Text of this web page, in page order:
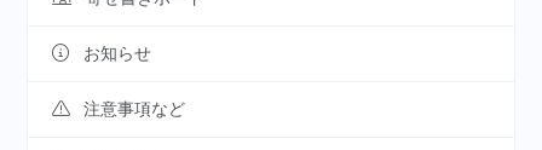
お知らせ
注意事項など